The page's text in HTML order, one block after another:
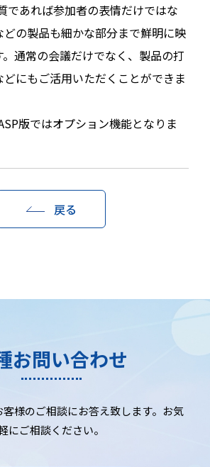
であれば参加者の表情だけではな
どの製品も細かな部分まで鮮明に映
通常の会議だけでなく、製品の打
にもご活用いただくことができま
版ではオプション機能となりま
戻る
お問い合わせ
様のご相談にお答え致します。お気
にご相談ください。